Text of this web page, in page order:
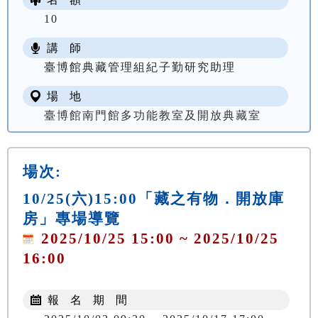
10
講 師
臺博館典藏管理組紀子勤研究助理
場 地
臺博館南門館多功能教室及開放典藏室
場次:
10/25(六)15:00「藏之有物．開放庫
房」專場導覽
2025/10/25 15:00 ~ 2025/10/25
16:00
報 名 期 間